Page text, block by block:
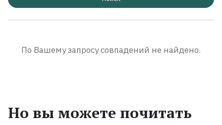
Экранизации
По Вашему запросу совпадений не найдено.
Но вы можете почитать